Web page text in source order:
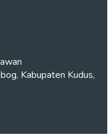
Kabupaten Kudus,